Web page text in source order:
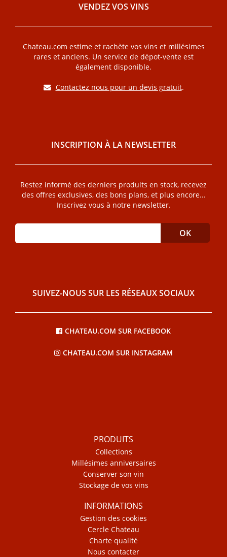
VENDEZ VOS VINS
Chateau.com estime et rachète vos vins et millésimes
rares et anciens. Un service de dépot-vente est
également disponible.
Contactez nous pour un devis gratuit.
INSCRIPTION À LA NEWSLETTER
Restez informé des derniers produits en stock, recevez
des offres exclusives, des bons plans, et plus encore...
Inscrivez vous à notre newsletter.
SUIVEZ-NOUS SUR LES RÉSEAUX SOCIAUX
CHATEAU.COM SUR FACEBOOK
CHATEAU.COM SUR INSTAGRAM
PRODUITS
Collections
Millésimes anniversaires
Conserver son vin
Stockage de vos vins
INFORMATIONS
Gestion des cookies
Cercle Chateau
Charte qualité
Nous contacter